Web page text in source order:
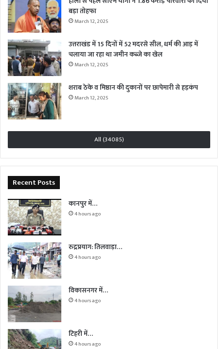
बड़ा तोहफा
March 12, 2025
उत्तराखंड में 15 दिनों में 52 मदरसे सील, धर्म की आड़ में
चलाया जा रहा था जमीन कब्जे का खेल
March 12, 2025
शराब ठेके व मिष्ठान की दुकानों पर छापेमारी से हड़कंप
March 12, 2025
All (34085)
Recent Posts
कानपुर में…
4 hours ago
रुद्रप्रयाग: तिलवाड़ा…
4 hours ago
विकासनगर में…
4 hours ago
टिहरी में…
4 hours ago